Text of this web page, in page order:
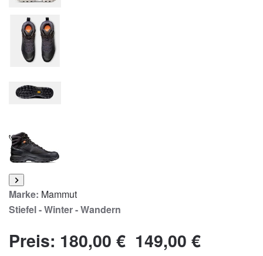
Marke: Mammut
Stiefel - Winter - Wandern
Preis: 180,00 € 149,00 €